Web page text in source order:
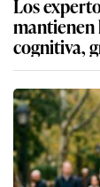
mantienen
cognitiva,